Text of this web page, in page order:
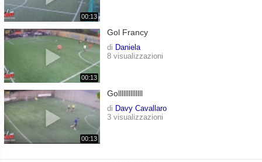
00:13
00:13
Gol Francy
di Daniela
8 visualizzazioni
00:13
Gollllllllllllll
di Davy Cavallaro
3 visualizzazioni